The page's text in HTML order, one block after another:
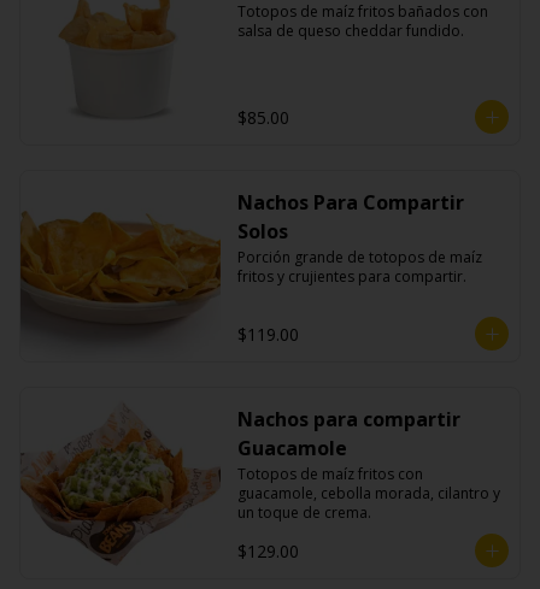
Totopos de maíz fritos bañados con
salsa de queso cheddar fundido.
$85.00
Nachos Para Compartir
Solos
Porción grande de totopos de maíz
fritos y crujientes para compartir.
$119.00
Nachos para compartir
Guacamole
Totopos de maíz fritos con
guacamole, cebolla morada, cilantro y
un toque de crema.
$129.00